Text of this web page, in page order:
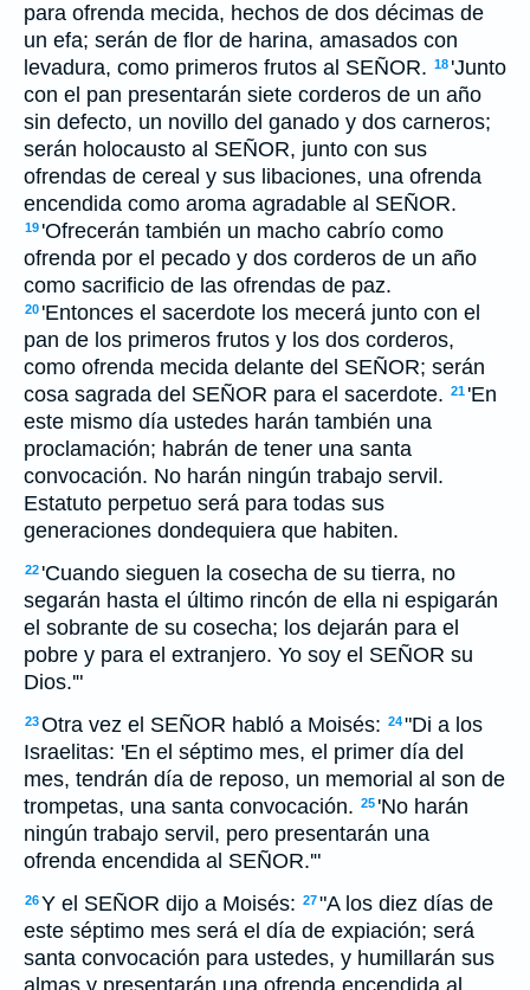
para ofrenda mecida, hechos de dos décimas de
un efa; serán de flor de harina, amasados con
levadura, como primeros frutos al SEÑOR. 18 'Junto
con el pan presentarán siete corderos de un año
sin defecto, un novillo del ganado y dos carneros;
serán holocausto al SEÑOR, junto con sus
ofrendas de cereal y sus libaciones, una ofrenda
encendida como aroma agradable al SEÑOR.
19 'Ofrecerán también un macho cabrío como
ofrenda por el pecado y dos corderos de un año
como sacrificio de las ofrendas de paz.
20 'Entonces el sacerdote los mecerá junto con el
pan de los primeros frutos y los dos corderos,
como ofrenda mecida delante del SEÑOR; serán
cosa sagrada del SEÑOR para el sacerdote. 21 'En
este mismo día ustedes harán también una
proclamación; habrán de tener una santa
convocación. No harán ningún trabajo servil.
Estatuto perpetuo será para todas sus
generaciones dondequiera que habiten.
22 'Cuando sieguen la cosecha de su tierra, no
segarán hasta el último rincón de ella ni espigarán
el sobrante de su cosecha; los dejarán para el
pobre y para el extranjero. Yo soy el SEÑOR su
Dios.'"
23Otra vez el SEÑOR habló a Moisés: 24"Di a los
Israelitas: 'En el séptimo mes, el primer día del
mes, tendrán día de reposo, un memorial al son de
trompetas, una santa convocación. 25 'No harán
ningún trabajo servil, pero presentarán una
ofrenda encendida al SEÑOR.'"
26Y el SEÑOR dijo a Moisés: 27"A los diez días de
este séptimo mes será el día de expiación; será
santa convocación para ustedes, y humillarán sus
almas y presentarán una ofrenda encendida al